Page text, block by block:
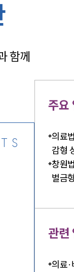
함께
주요
의료
감형
창원
벌금
관련
의료·